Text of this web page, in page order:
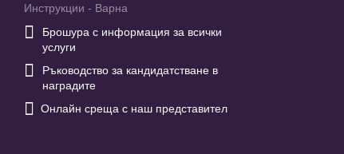
Инструкции - Варна

Брошура с информация за всички
услуги

Ръководство за кандидатстване в
наградите
 Онлайн среща с наш представител